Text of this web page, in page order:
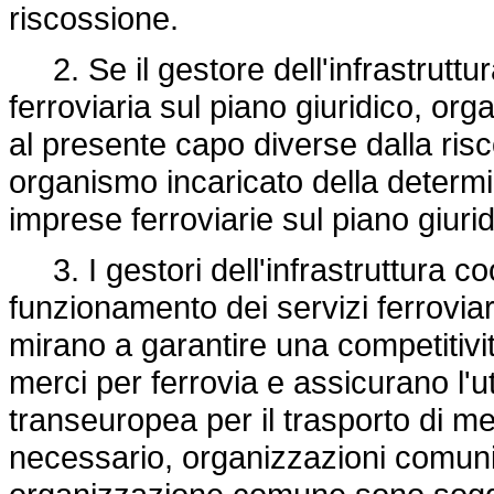
riscossione.
2. Se il gestore
ferroviaria sul piano giuridico,
al presente capo diverse dalla
organismo incaricato della
imprese ferroviarie sul piano
3. I gestori dell'infrastruttura
funzionamento dei servizi
mirano a garantire una
merci per ferrovia e assicurano
transeuropea per il trasporto di
necessario, organizzazioni